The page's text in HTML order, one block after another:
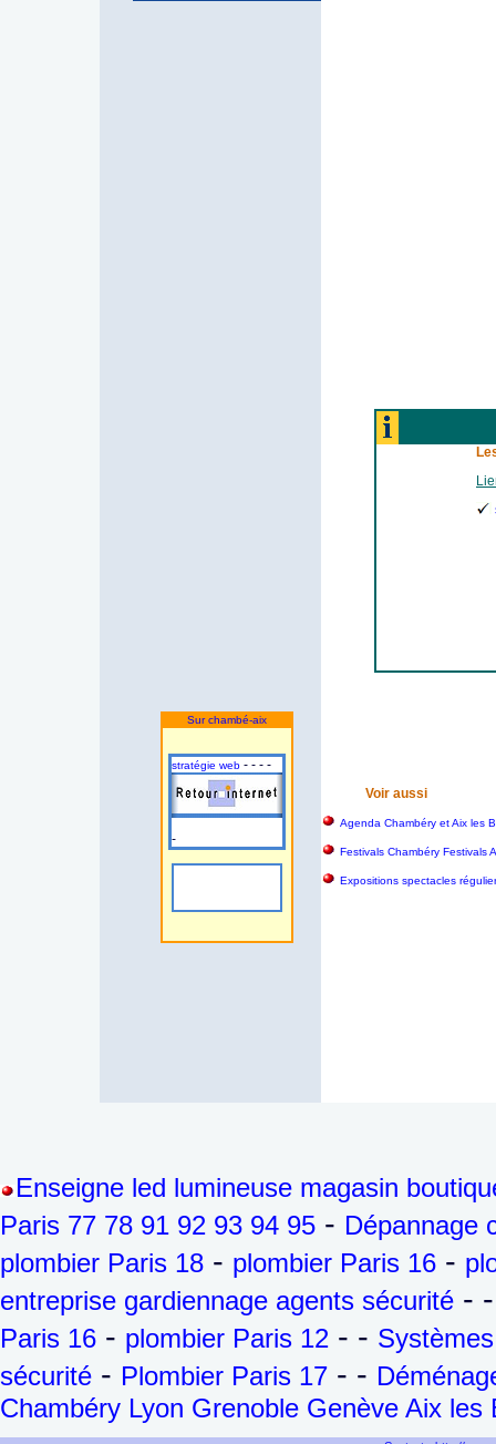
Sur chambé-aix
stratégie web - - - -
-
Voir aussi
Agenda Chambéry et Aix les
Festivals Chambéry Festivals
Expositions spectacles
Enseigne led lumineuse magasin
Paris 77 78 91 92 93 94 95 - Dépannage
plombier Paris 18 - plombier Paris 16 -
entreprise gardiennage agents sécurité -
Paris 16 - plombier Paris 12 - -
sécurité - Plombier Paris 17 - -
Chambéry Lyon Grenoble Genève Aix les